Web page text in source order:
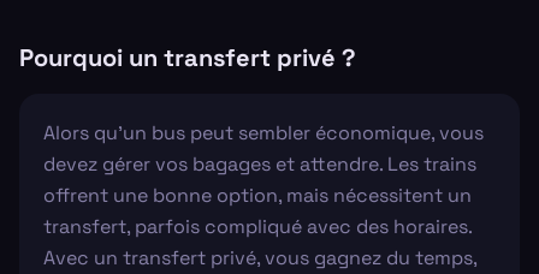
Pourquoi un transfert privé ?
Alors qu'un bus peut sembler économique, vous
devez gérer vos bagages et attendre. Les trains
offrent une bonne option, mais nécessitent un
transfert, parfois compliqué avec des horaires.
Avec un transfert privé, vous gagnez du temps,